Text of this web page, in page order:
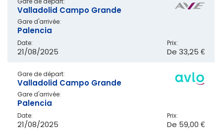
Valladolid Campo Grande
Gare d'arrivée:
Palencia
Date:
21/08/2025
Prix:
De 33,25 €
Gare de départ:
Valladolid Campo Grande
Gare d'arrivée:
Palencia
Date:
21/08/2025
Prix:
De 59,00 €